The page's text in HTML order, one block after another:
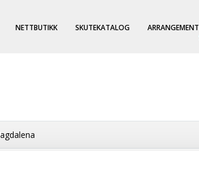
NETTBUTIKK SKUTEKATALOG ARRANGEMENT